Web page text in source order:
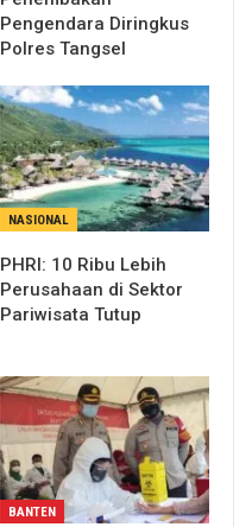
Pengendara Diringkus
Polres Tangsel
NASIONAL
PHRI: 10 Ribu Lebih
Perusahaan di Sektor
Pariwisata Tutup
BANTEN